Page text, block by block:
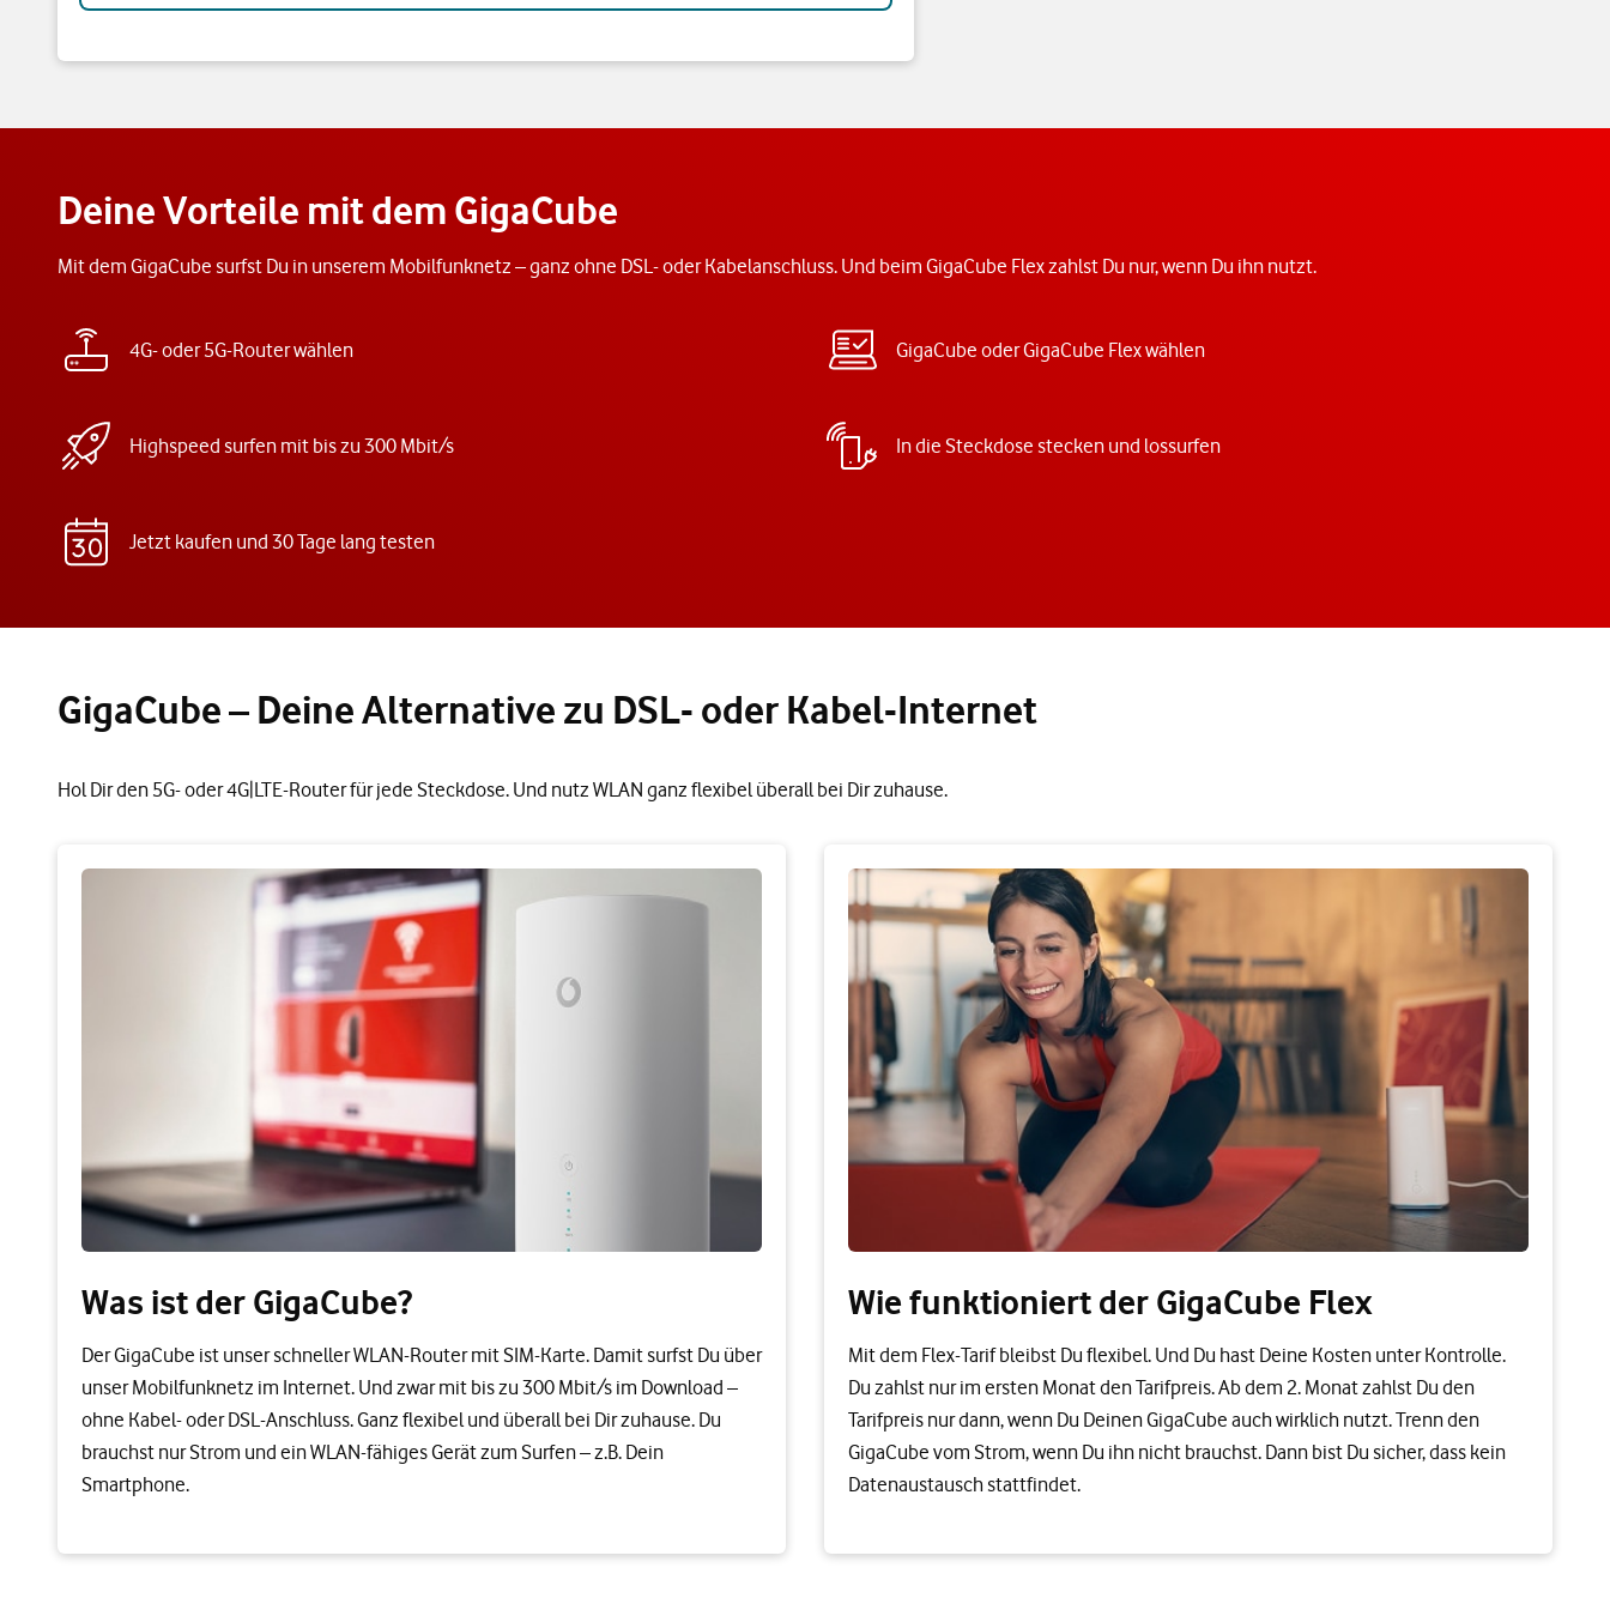
Deine Vorteile mit dem GigaCube
Mit dem GigaCube surfst Du in unserem Mobilfunknetz – ganz ohne DSL- oder Kabelanschluss. Und beim GigaCube Flex zahlst Du nur, wenn Du ihn nutzt.
4G- oder 5G-Router wählen GigaCube oder GigaCube Flex wählen
Highspeed surfen mit bis zu 300 Mbit/s In die Steckdose stecken und lossurfen
Jetzt kaufen und 30 Tage lang testen
GigaCube – Deine Alternative zu DSL- oder Kabel-Internet
Hol Dir den 5G- oder 4G|LTE-Router für jede Steckdose. Und nutz WLAN ganz flexibel überall bei Dir zuhause.
Was ist der GigaCube?
Der GigaCube ist unser schneller WLAN-Router mit SIM-Karte. Damit surfst Du über
unser Mobilfunknetz im Internet. Und zwar mit bis zu 300 Mbit/s im Download –
ohne Kabel- oder DSL-Anschluss. Ganz flexibel und überall bei Dir zuhause. Du
brauchst nur Strom und ein WLAN-fähiges Gerät zum Surfen – z.B. Dein
Smartphone.
Wie funktioniert der GigaCube Flex
Mit dem Flex-Tarif bleibst Du flexibel. Und Du hast Deine Kosten unter Kontrolle.
Du zahlst nur im ersten Monat den Tarifpreis. Ab dem 2. Monat zahlst Du den
Tarifpreis nur dann, wenn Du Deinen GigaCube auch wirklich nutzt. Trenn den
GigaCube vom Strom, wenn Du ihn nicht brauchst. Dann bist Du sicher, dass kein
Datenaustausch stattfindet.